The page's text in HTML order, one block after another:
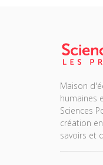
Maison
humaines
Sciences
création
savoirs et